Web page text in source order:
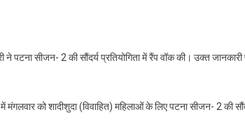
पटना सीजन- 2 की सौंदर्य प्रतियोगिता में रैंप वॉक की। उक्त
में मंगलवार को शादीशुदा (विवाहित) महिलाओं के लिए पटना सीजन- 2